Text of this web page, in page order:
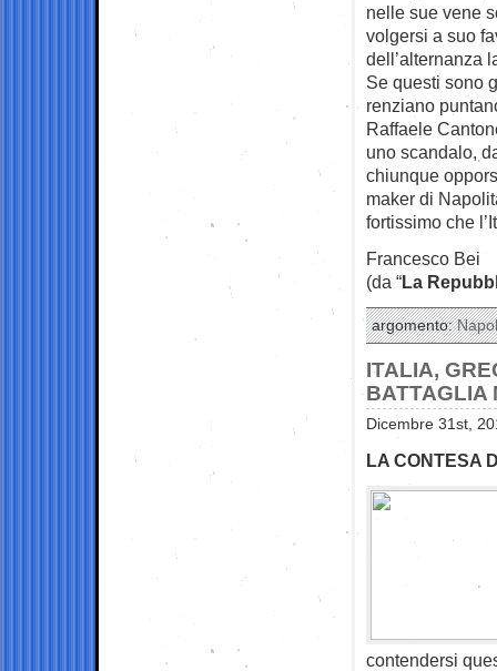
nelle sue vene
volgersi a suo
dell’alternanza
Se questi sono
renziano
Raffaele
uno scandalo,
chiunque
maker di
fortissimo che
Francesco Bei
(da “La
argomento:
ITALIA,
BATTAGLIA
Dicembre 31st,
LA CONTESA
contendersi